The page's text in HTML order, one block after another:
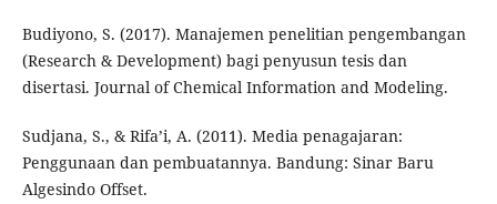
Budiyono, S. (2017). Manajemen penelitian pengembangan
(Research & Development) bagi penyusun tesis dan
disertasi. Journal of Chemical Information and Modeling.
Sudjana, S., & Rifa’i, A. (2011). Media penagajaran:
Penggunaan dan pembuatannya. Bandung: Sinar Baru
Algesindo Offset.